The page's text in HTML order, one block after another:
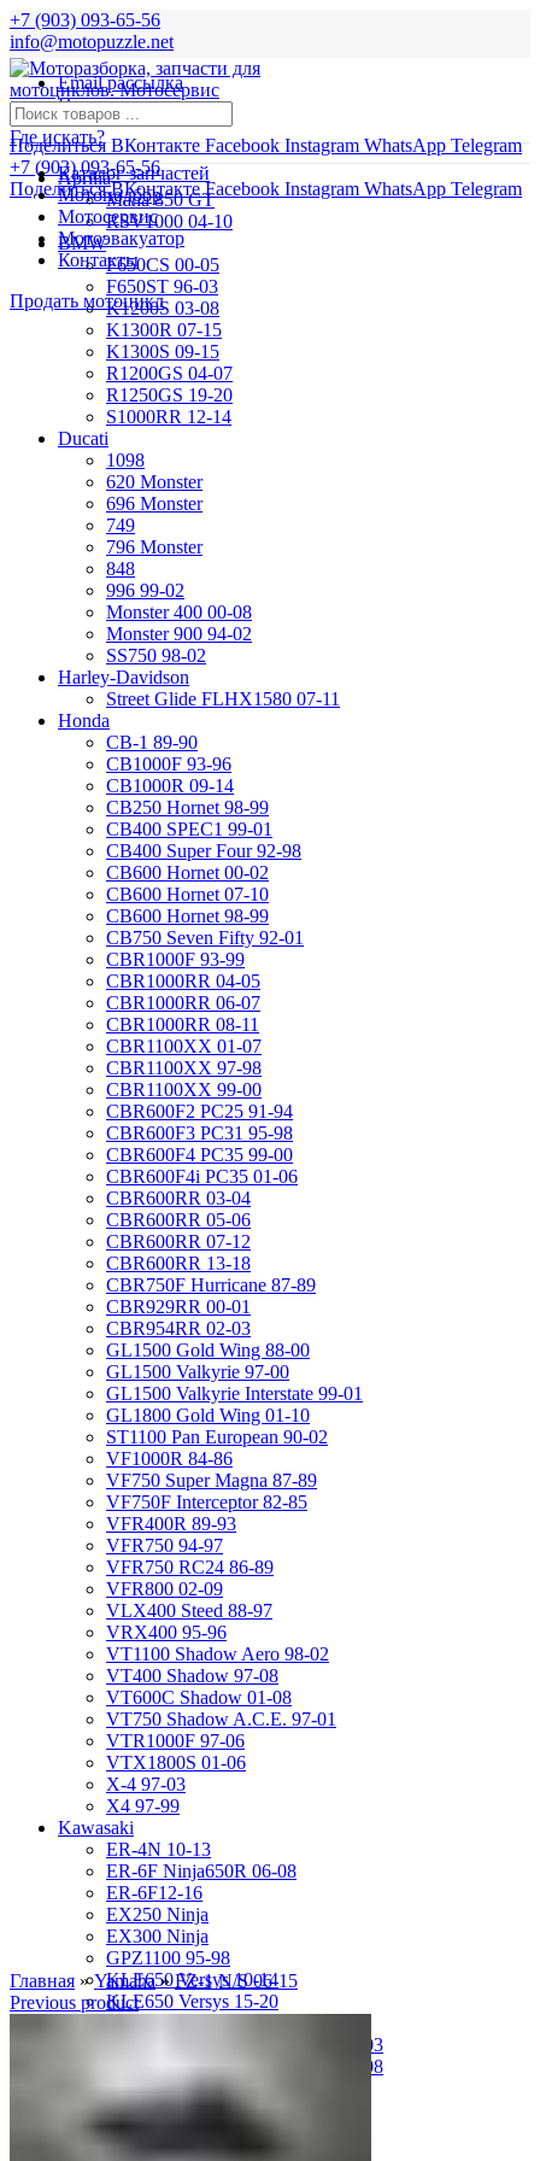
+7 (903) 093-65-56
info@motopuzzle.net
Email рассылка
Новости
Поделиться ВКонтакте Facebook Instagram WhatsApp Telegram
+7 (903) 093-65-56
Поделиться ВКонтакте Facebook Instagram WhatsApp Telegram
Где искать?
Aprilia
Mana 850 GT
RSV1000 04-10
BMW
F650CS 00-05
F650ST 96-03
K1200S 03-08
K1300R 07-15
K1300S 09-15
R1200GS 04-07
R1250GS 19-20
S1000RR 12-14
Ducati
1098
620 Monster
696 Monster
749
796 Monster
848
996 99-02
Monster 400 00-08
Monster 900 94-02
SS750 98-02
Harley-Davidson
Street Glide FLHX1580 07-11
Honda
CB-1 89-90
CB1000F 93-96
CB1000R 09-14
CB250 Hornet 98-99
CB400 SPEC1 99-01
CB400 Super Four 92-98
CB600 Hornet 00-02
CB600 Hornet 07-10
CB600 Hornet 98-99
CB750 Seven Fifty 92-01
CBR1000F 93-99
CBR1000RR 04-05
CBR1000RR 06-07
CBR1000RR 08-11
CBR1100XX 01-07
CBR1100XX 97-98
CBR1100XX 99-00
CBR600F2 PC25 91-94
CBR600F3 PC31 95-98
CBR600F4 PC35 99-00
CBR600F4i PC35 01-06
CBR600RR 03-04
CBR600RR 05-06
CBR600RR 07-12
CBR600RR 13-18
CBR750F Hurricane 87-89
CBR929RR 00-01
CBR954RR 02-03
GL1500 Gold Wing 88-00
GL1500 Valkyrie 97-00
GL1500 Valkyrie Interstate 99-01
GL1800 Gold Wing 01-10
ST1100 Pan European 90-02
VF1000R 84-86
VF750 Super Magna 87-89
VF750F Interceptor 82-85
VFR400R 89-93
VFR750 94-97
VFR750 RC24 86-89
VFR800 02-09
VLX400 Steed 88-97
VRX400 95-96
VT1100 Shadow Aero 98-02
VT400 Shadow 97-08
VT600C Shadow 01-08
VT750 Shadow A.C.E. 97-01
VTR1000F 97-06
VTX1800S 01-06
X-4 97-03
X4 97-99
Kawasaki
ER-4N 10-13
ER-6F Ninja650R 06-08
ER-6F12-16
EX250 Ninja
EX300 Ninja
GPZ1100 95-98
KLE650 Versys 10-14
KLE650 Versys 15-20
VN1500 Vulcan Mean Streak 02-03
VN1600 Vulcan Mean Streak 04-08
Z-1000 07-09
Z-250 13-17
Z-750 04-06
ZL400D Eliminator 95-96
Каталог запчастей
Мотоподбор
Мотосервис
Мотоэвакуатор
Контакты
Продать мотоцикл
Главная »Yamaha»FZ-1 N/S 06-15
Previous product